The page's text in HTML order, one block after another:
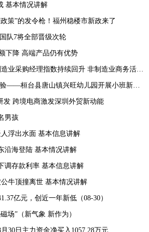
基本情况讲解
策”的发令枪！福州稳楼市新政来了
队7将全部晋级次轮
下降 高端产品仍有优势
经理指数持续回升 非制造业商务活动指数延续扩张态势
桓台县唐山镇兴旺幼儿园开展小班新生体验活动
发 跨境电商激发深圳外贸新动能
男孩
浮出水面 基本信息讲解
沿海登陆 基本情况讲解
调存款利率 基本信息讲解
牛顶撞离世 基本情况讲解
亿元，创近一年新低（08-30）
场”（新气象 新作为）
30日主力资金净买入1057.28万元